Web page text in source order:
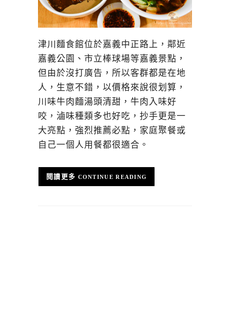
津川麵食館位於嘉義中正路上，鄰近
嘉義公園、市立棒球場等嘉義景點，
但由於沒打廣告，所以客群都是在地
人，生意不錯，以價格來說很划算，
川味牛肉麵湯頭清甜，牛肉入味好
咬，滷味種類多也好吃，抄手更是一
大亮點，強烈推薦必點，家庭聚餐或
自己一個人用餐都很適合。
CONTINUE READING